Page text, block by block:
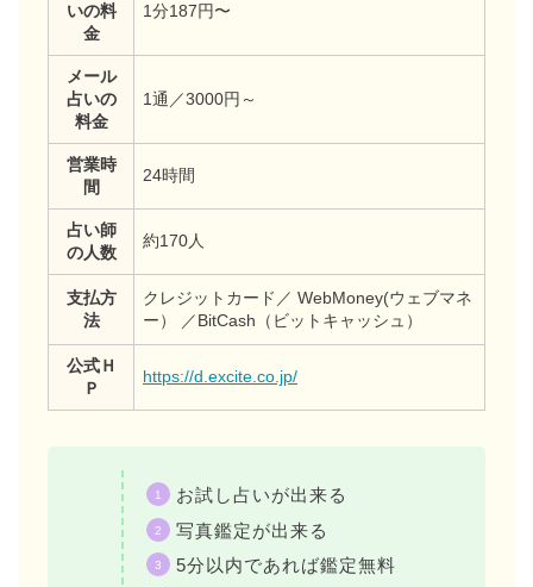
いの料
金
1分187円〜
メール
占いの
料金
1通／3000円～
営業時
間
24時間
占い師
の人数
約170人
支払方
法
クレジットカード／ WebMoney(ウェブマネ
ー） ／BitCash（ビットキャッシュ）
公式Ｈ
Ｐ
https://d.excite.co.jp/
お試し占いが出来る
写真鑑定が出来る
5分以内であれば鑑定無料